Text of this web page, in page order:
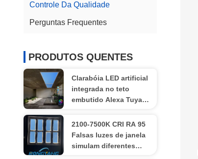
Controle Da Qualidade
Perguntas Frequentes
PRODUTOS QUENTES
Clarabóia LED artificial
integrada no teto
embutido Alexa Tuya
2100-7500K CRI RA 95
Falsas luzes de janela
simulam diferentes